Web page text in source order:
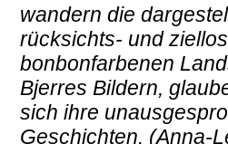
wandern die
rücksichts- und
bonbonfarbenen
Bjerres Bildern,
sich ihre
Geschichten. (Anna-